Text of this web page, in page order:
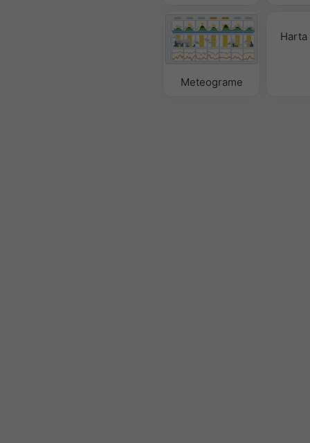
Meteograme